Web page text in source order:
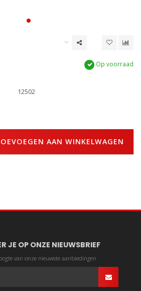
Op voorraad
12502
AAN WINKELWAGEN
JE OP ONZE NIEUWSBRIEF
van onze nieuwste aanbiedingen